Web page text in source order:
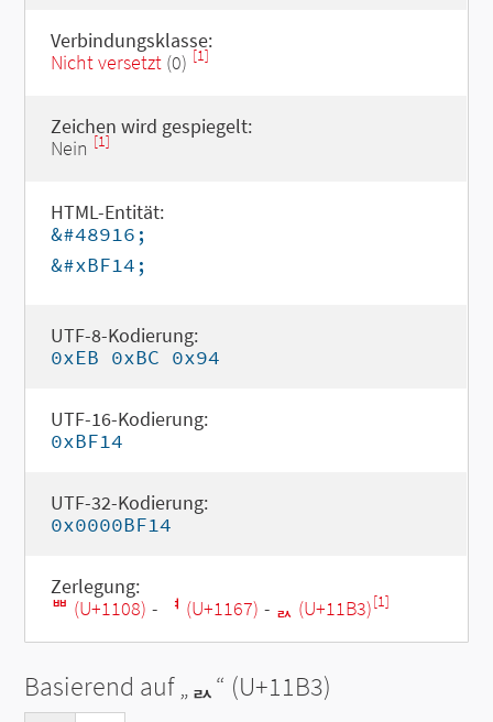
Verbindungsklasse:
Nicht versetzt(0) [1]
Zeichen wird gespiegelt:
Nein [1]
HTML-Entität:
&#48916;
&#xBF14;
UTF-8-Kodierung:
0xEB 0xBC 0x94
UTF-16-Kodierung:
0xBF14
UTF-32-Kodierung:
0x0000BF14
Zerlegung:
ᄈ (U+1108) - ᅧ (U+1167) - ᆳ (U+11B3)[1]
Basierend auf „ᆳ“ (U+11B3)